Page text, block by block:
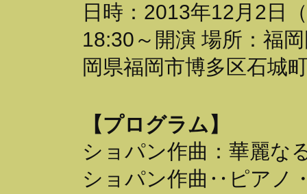
日時：2013年12月2
18:30～開演 場所：福
岡県福岡市博多区石城
【プログラム】
ショパン作曲：華麗
ショパン作曲‥ピアノ